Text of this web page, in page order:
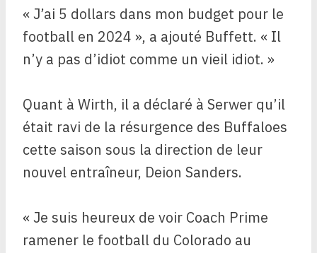
« J’ai 5 dollars dans mon budget pour le
football en 2024 », a ajouté Buffett. « Il
n’y a pas d’idiot comme un vieil idiot. »
Quant à Wirth, il a déclaré à Serwer qu’il
était ravi de la résurgence des Buffaloes
cette saison sous la direction de leur
nouvel entraîneur, Deion Sanders.
« Je suis heureux de voir Coach Prime
ramener le football du Colorado au